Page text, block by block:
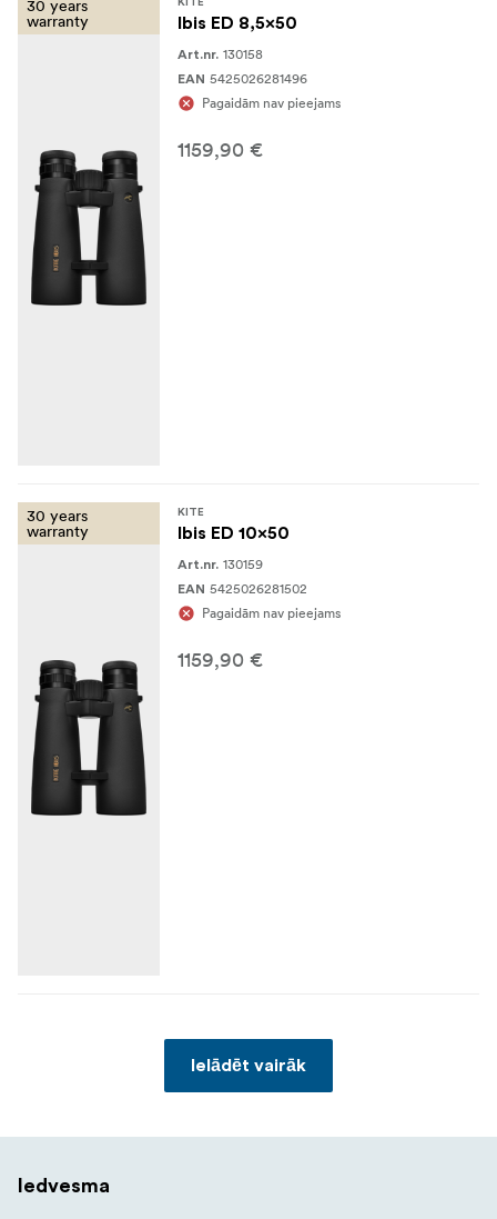
30 years
warranty
KITE
Ibis ED 8,5x50
Art.nr. 130158
EAN 5425026281496
Pagaidām nav pieejams
1159,90 €
30 years
warranty
KITE
Ibis ED 10x50
Art.nr. 130159
EAN 5425026281502
Pagaidām nav pieejams
1159,90 €
Ielādēt vairāk
Iedvesma